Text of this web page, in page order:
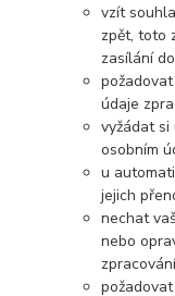
vzít
zpět, toto
zasílání
údaje
vyžádat si
osobním
u
jejich
nechat
nebo